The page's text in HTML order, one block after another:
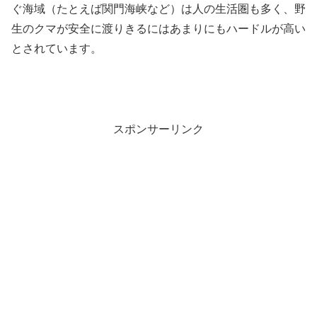
ぐ海域（たとえば関門海峡など）は人の生活圏も多く、野
生のクマが安全に渡りきるにはあまりにもハードルが高い
とされています。
スポンサーリンク